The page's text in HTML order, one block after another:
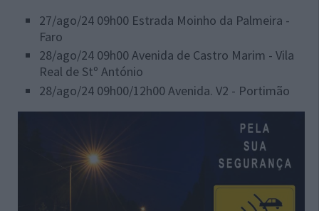
27/ago/24 09h00 Estrada Moinho da Palmeira -
Faro
28/ago/24 09h00 Avenida de Castro Marim - Vila
Real de Stº António
28/ago/24 09h00/12h00 Avenida. V2 - Portimão